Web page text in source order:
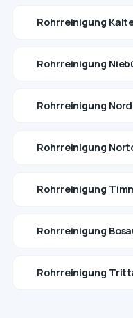
Rohrreinigung
Rohrreinigung
Rohrreinigung
Rohrreinigung
Rohrreinigung
Rohrreinigung
Rohrreinigung